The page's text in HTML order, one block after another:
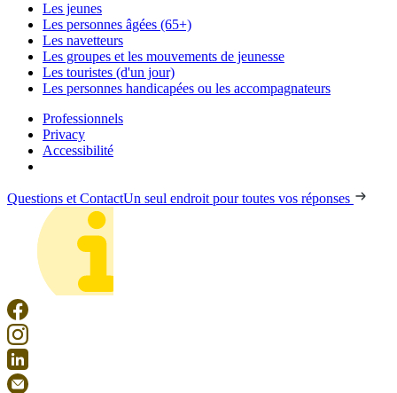
Les jeunes
Les personnes âgées (65+)
Les navetteurs
Les groupes et les mouvements de jeunesse
Les touristes (d'un jour)
Les personnes handicapées ou les accompagnateurs
Professionnels
Privacy
Accessibilité
Questions et ContactUn seul endroit pour toutes vos réponses